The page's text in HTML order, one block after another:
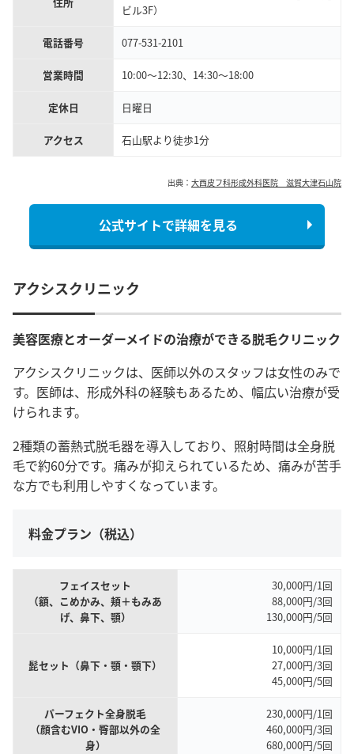
ビル3F）
電話番号 077-531-2101
営業時間 10:00～12:30、14:30～18:00
定休日 日曜日
アクセス 石山駅より徒歩1分
出典： 大西皮フ科形成外科医院 滋賀大津石山院
公式サイトで詳細を見る
アクシスクリニック
美容医療とオーダーメイドの治療ができる脱毛クリニック
アクシスクリニックは、医師以外のスタッフは女性のみで
す。医師は、形成外科の経験もあるため、幅広い治療が受
けられます。
2種類の蓄熱式脱毛器を導入しており、照射時間は全身脱
毛で約60分です。痛みが抑えられているため、痛みが苦手
な方でも利用しやすくなっています。
料金プラン（税込）
フェイスセット
（額、こめかみ、頬＋もみあ
げ、鼻下、顎）
30,000円/1回
88,000円/3回
130,000円/5回
髭セット（鼻下・顎・顎下）
10,000円/1回
27,000円/3回
45,000円/5回
パーフェクト全身脱毛
（顔含むVIO・臀部以外の全
身）
230,000円/1回
460,000円/3回
680,000円/5回